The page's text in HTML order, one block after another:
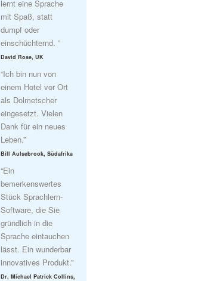
lernt eine Sprache
mit Spaß, statt
dumpf oder
einschüchternd. ”
David Rose, UK
“Ich bin nun von
einem Hotel vor Ort
als Dolmetscher
eingesetzt. Vielen
Dank für ein neues
Leben.”
Bill Aulsebrook, Südafrika
“Ein
bemerkenswertes
Stück Sprachlern-
Software, die Sie
gründlich in die
Sprache eintauchen
lässt. Ein wunderbar
innovatives Produkt.”
Dr. Michael Patrick Collins,